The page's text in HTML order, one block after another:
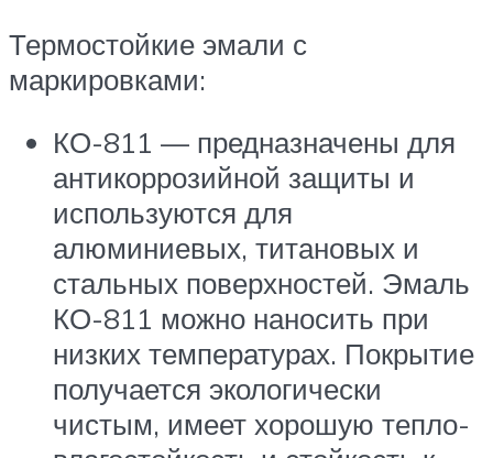
Термостойкие эмали с
маркировками:
КО-811 — предназначены для
антикоррозийной защиты и
используются для
алюминиевых, титановых и
стальных поверхностей. Эмаль
КО-811 можно наносить при
низких температурах. Покрытие
получается экологически
чистым, имеет хорошую тепло-